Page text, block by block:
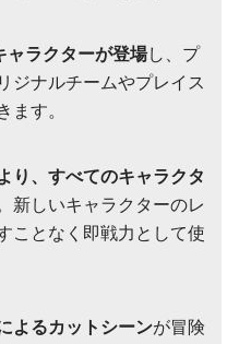
ャラクターが登場し、プ
ジナルチームやプレイス
ます。
り、すべてのキャラクタ
新しいキャラクターのレ
ことなく即戦力として使
よるカットシーンが冒険